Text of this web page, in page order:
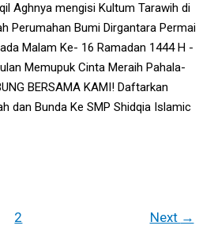
Aghnya mengisi Kultum Tarawih di
Perumahan Bumi Dirgantara Permai
Malam Ke- 16 Ramadan 1444 H -
Memupuk Cinta Meraih Pahala-
BERSAMA KAMI! Daftarkan
dan Bunda Ke SMP Shidqia Islamic
2 Next →